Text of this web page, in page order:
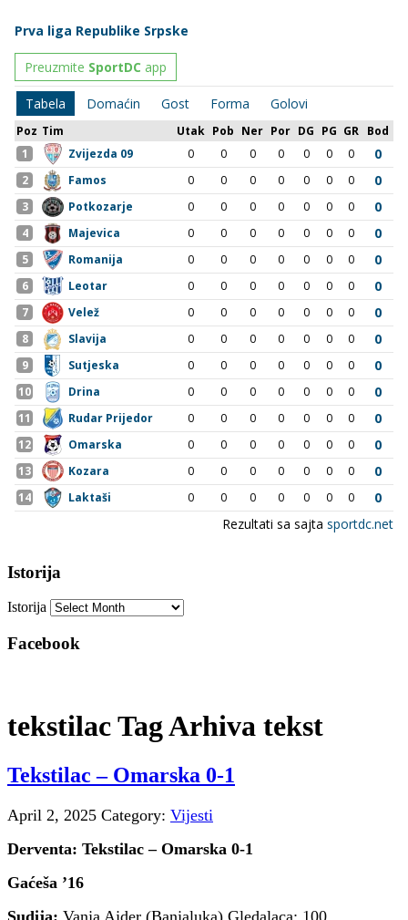
Istorija
Istorija
Facebook
tekstilac Tag Arhiva tekst
Tekstilac – Omarska 0-1
April 2, 2025 Category: Vijesti
Derventa: Tekstilac – Omarska 0-1
Gaćeša ’16
Sudija: Vanja Ajder (Banjaluka) Gledalaca: 100.